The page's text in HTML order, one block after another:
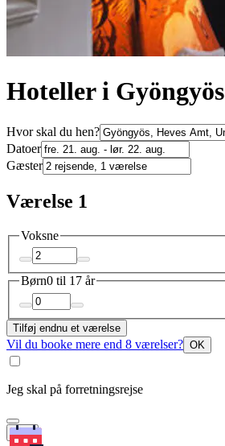
Hoteller i Gyöngyös
Hvor skal du hen?
Datoer
Gæster
Værelse 1
Voksne
Børn0 til 17 år
Tilføj endnu et værelse
Vil du booke mere end 8 værelser? OK
Jeg skal på forretningsrejse
Søg